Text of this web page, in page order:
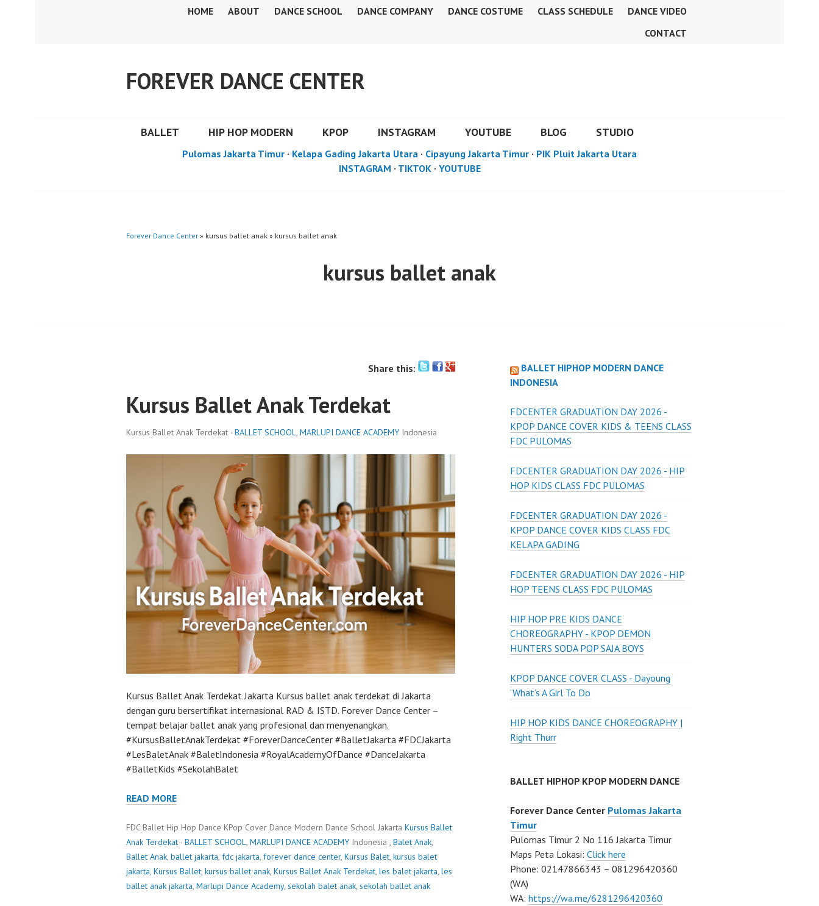
HOME ABOUT DANCE SCHOOL DANCE COMPANY DANCE COSTUME CLASS SCHEDULE
DANCE VIDEO
CONTACT
FOREVER DANCE CENTER
BALLET HIP HOP MODERN KPOP INSTAGRAM YOUTUBE BLOG STUDIO
Pulomas Jakarta Timur · Kelapa Gading Jakarta Utara · Cipayung Jakarta Timur · PIK Pluit Jakarta Utara
INSTAGRAM · TIKTOK· YOUTUBE
Forever Dance Center » kursus ballet anak » kursus ballet anak
kursus ballet anak
Share this:
Kursus Ballet Anak Terdekat
Kursus Ballet Anak Terdekat · BALLET SCHOOL, MARLUPI DANCE ACADEMY Indonesia
Kursus Ballet Anak Terdekat Jakarta Kursus ballet anak terdekat di Jakarta
dengan guru bersertifikat internasional RAD & ISTD. Forever Dance Center –
tempat belajar ballet anak yang profesional dan menyenangkan.
#KursusBalletAnakTerdekat #ForeverDanceCenter #BalletJakarta #FDCJakarta
#LesBaletAnak #BaletIndonesia #RoyalAcademyOfDance #DanceJakarta
#BalletKids #SekolahBalet
READ MORE
FDC Ballet Hip Hop Dance KPop Cover Dance Modern Dance School Jakarta Kursus Ballet
Anak Terdekat · BALLET SCHOOL, MARLUPI DANCE ACADEMY Indonesia , Balet Anak,
Ballet Anak, ballet jakarta, fdc jakarta, forever dance center, Kursus Balet, kursus balet
jakarta, Kursus Ballet, kursus ballet anak, Kursus Ballet Anak Terdekat, les balet jakarta, les
ballet anak jakarta, Marlupi Dance Academy, sekolah balet anak, sekolah ballet anak
BALLET HIPHOP MODERN DANCE
INDONESIA
FDCENTER GRADUATION DAY 2026 -
KPOP DANCE COVER KIDS & TEENS CLASS
FDC PULOMAS
FDCENTER GRADUATION DAY 2026 - HIP
HOP KIDS CLASS FDC PULOMAS
FDCENTER GRADUATION DAY 2026 -
KPOP DANCE COVER KIDS CLASS FDC
KELAPA GADING
FDCENTER GRADUATION DAY 2026 - HIP
HOP TEENS CLASS FDC PULOMAS
HIP HOP PRE KIDS DANCE
CHOREOGRAPHY - KPOP DEMON
HUNTERS SODA POP SAJA BOYS
KPOP DANCE COVER CLASS - Dayoung
‘What’s A Girl To Do
HIP HOP KIDS DANCE CHOREOGRAPHY |
Right Thurr
BALLET HIPHOP KPOP MODERN DANCE
Forever Dance Center Pulomas Jakarta
Timur
Pulomas Timur 2 No 116 Jakarta Timur
Maps Peta Lokasi: Click here
Phone: 02147866343 – 081296420360
(WA)
WA: https://wa.me/6281296420360